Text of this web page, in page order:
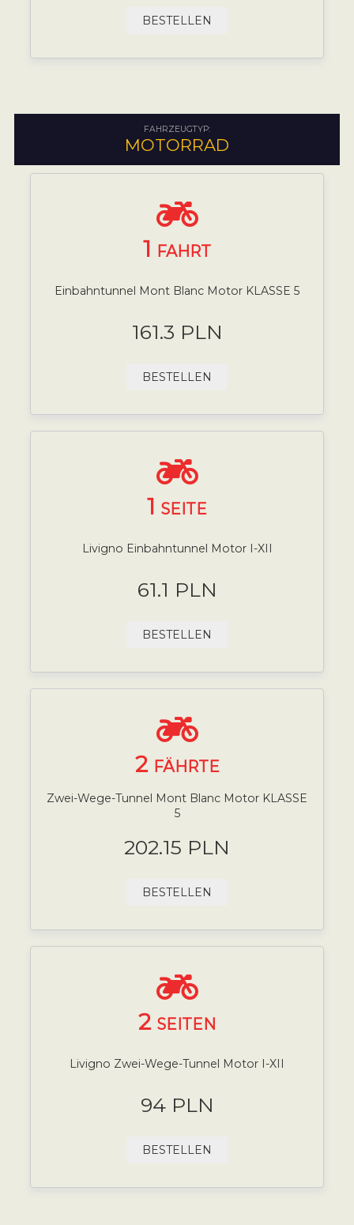
BESTELLEN
FAHRZEUGTYP:
MOTORRAD
1 FAHRT
Einbahntunnel Mont Blanc Motor KLASSE 5
161.3 PLN
BESTELLEN
1 SEITE
Livigno Einbahntunnel Motor I-XII
61.1 PLN
BESTELLEN
2 FÄHRTE
Zwei-Wege-Tunnel Mont Blanc Motor KLASSE
5
202.15 PLN
BESTELLEN
2 SEITEN
Livigno Zwei-Wege-Tunnel Motor I-XII
94 PLN
BESTELLEN